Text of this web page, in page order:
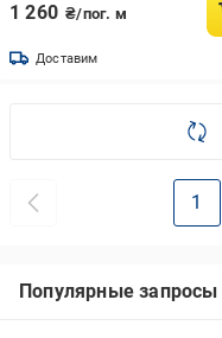
1 260 ₴/пог. м
Доставим
1
Популярные запросы